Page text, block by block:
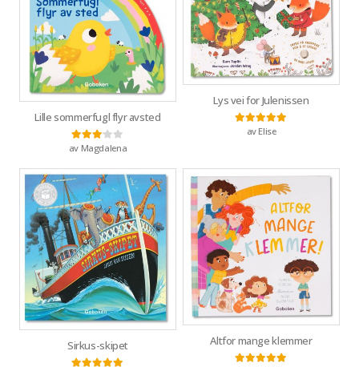
Lille sommerfugl flyr avsted
Vurdert3av 5
av Magdalena
Lys vei for Julenissen
Vurdert5
av Elise
Sirkus-skipet Altfor mange klemmer